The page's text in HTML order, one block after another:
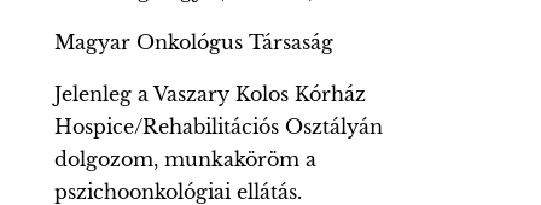
Magyar Onkológus Társaság
Jelenleg a Vaszary Kolos Kórház
Hospice/Rehabilitációs Osztályán
dolgozom, munkaköröm a
pszichoonkológiai ellátás.